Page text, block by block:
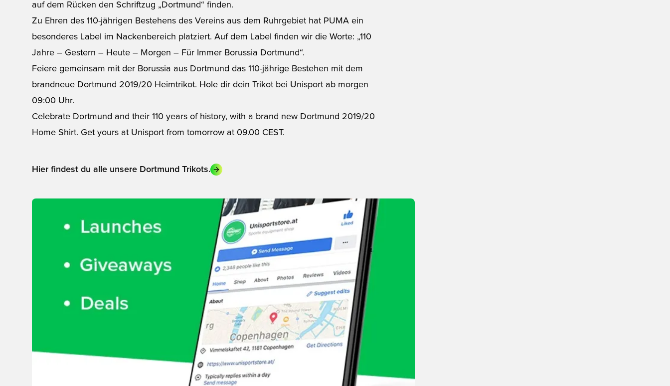
auf dem Rücken den Schriftzug „Dortmund“ finden.
Zu Ehren des 110-jährigen Bestehens des Vereins aus dem Ruhrgebiet hat PUMA ein
besonderes Label im Nackenbereich platziert. Auf dem Label finden wir die Worte: „110
Jahre – Gestern – Heute – Morgen – Für Immer Borussia Dortmund“.
Feiere gemeinsam mit der Borussia aus Dortmund das 110-jährige Bestehen mit dem
brandneue Dortmund 2019/20 Heimtrikot. Hole dir dein Trikot bei Unisport ab morgen
09:00 Uhr.
Celebrate Dortmund and their 110 years of history, with a brand new Dortmund 2019/20
Home Shirt. Get yours at Unisport from tomorrow at 09.00 CEST.
Hier findest du alle unsere Dortmund Trikots.